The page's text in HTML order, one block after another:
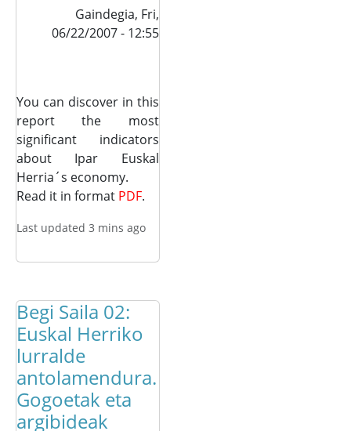
Gaindegia, Fri,
06/22/2007 - 12:55
You can discover in this
report the most
significant indicators
about Ipar Euskal
Herria´s economy.
Read it in format PDF.
Last updated 3 mins ago
Begi Saila 02:
Euskal Herriko
lurralde
antolamendura.
Gogoetak eta
argibideak